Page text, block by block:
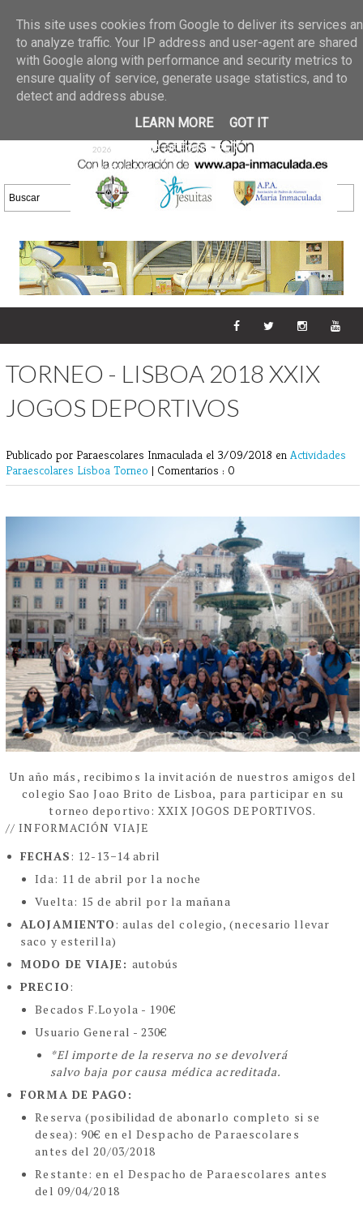
02 jun 2026
GALERIA DE FOTOS
30/05/2026
25 may 2026
GALERIA
DE FOTOS 23/05/2026
20 may
2026
GALERIA DE FOTOS
16/05/2026
DE FOTOS 09/05/2026
28 abr
2026
GALERIA DE FOTOS 25 Y
26/04/2026
TORNEO - LISBOA 2018 XXIX
JOGOS DEPORTIVOS
Publicado por Paraescolares Inmaculada el 3/09/2018 en Actividades
Paraescolares Lisboa Torneo | Comentarios : 0
Un año más, recibimos la invitación de nuestros amigos del
colegio Sao Joao Brito de Lisboa, para participar en su
torneo deportivo: XXIX JOGOS DEPORTIVOS.
// INFORMACIÓN VIAJE
FECHAS: 12-13-14 abril
Ida: 11 de abril por la noche
Vuelta: 15 de abril por la mañana
ALOJAMIENTO: aulas del colegio, (necesario llevar
saco y esterilla)
MODO DE VIAJE: autobús
PRECIO:
Becados F.Loyola - 190€
Usuario General - 230€
*El importe de la reserva no se devolverá
salvo baja por causa médica acreditada.
FORMA DE PAGO:
Reserva (posibilidad de abonarlo completo si se
desea): 90€ en el Despacho de Paraescolares
antes del 20/03/2018
Restante: en el Despacho de Paraescolares antes
del 09/04/2018
This site uses cookies from Google to deliver its services
to analyze traffic. Your IP address and user-agent are shared
with Google along with performance and security metrics to
ensure quality of service, generate usage statistics, and to
detect and address abuse.
LEARN MORE
GOT IT